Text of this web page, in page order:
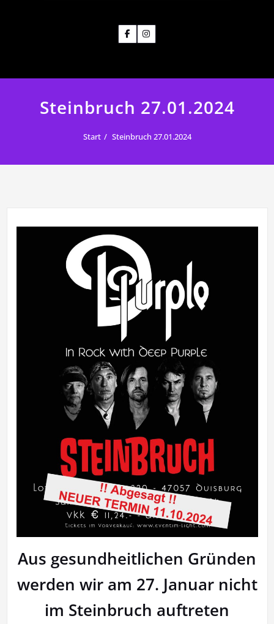
Steinbruch 27.01.2024
Start Steinbruch 27.01.2024
Aus gesundheitlichen Gründen
werden wir am 27. Januar nicht
im Steinbruch auftreten